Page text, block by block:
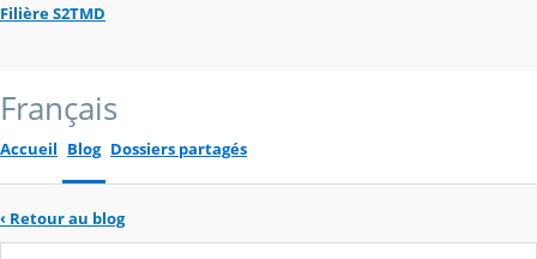
Filière S2TMD
Français
Accueil Blog Dossiers partagés
‹ Retour au blog